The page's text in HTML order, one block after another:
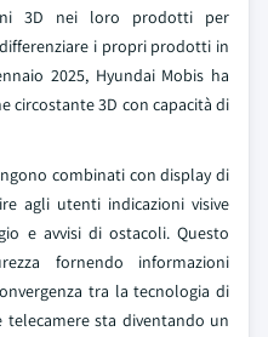
3D nei loro prodotti per
i propri prodotti in
2025, Hyundai Mobis ha
circostante 3D con capacità di
combinati con display di
agli utenti indicazioni visive
e avvisi di ostacoli. Questo
fornendo informazioni
tra la tecnologia di
telecamere sta diventando un